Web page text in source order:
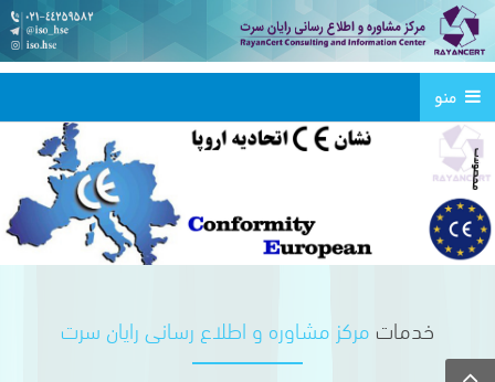
منو
دریافت
CE
برای
محصولات
خدمات مرکز مشاوره و اطلاع رسانی رایان سرت